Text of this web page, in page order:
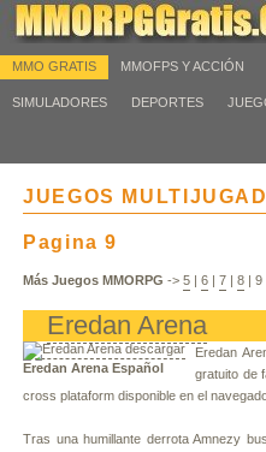
MMO GRATIS MMOFPS Y ACCIÓN
SIMULADORES DEPORTES
JUEGOS
Pagina 9
Más Juegos MMORPG -> 5 | 6 | 7 | 8 | 9
Eredan Arena
Eredan Arena Español
Eredan
gratuito de
cross plataform disponible en el
Tras una humillante derrota Amnezy